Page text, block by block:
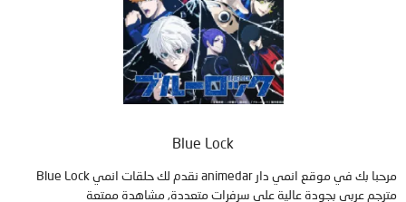
Blue Lock
مرحبا بك في موقع انمي دار animedar نقدم لك حلقات انمي Blue Lock
مترجم عربي بجودة عالية على سرفرات متعددة, مشاهدة ممتعة